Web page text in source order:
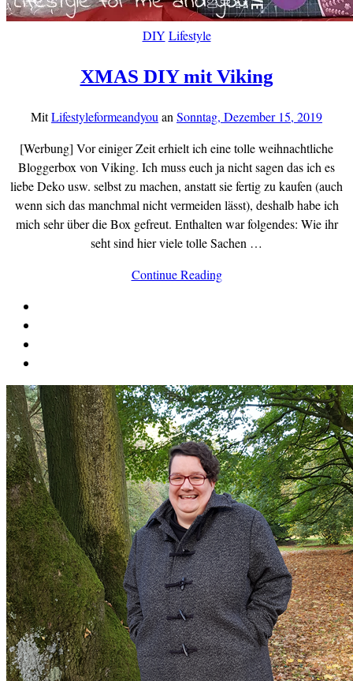
DIY Lifestyle
XMAS DIY mit Viking
MitLifestyleformeandyou an Sonntag, Dezember 15, 2019
[Werbung] Vor einiger Zeit erhielt ich eine tolle weihnachtliche
Bloggerbox von Viking. Ich muss euch ja nicht sagen das ich es
liebe Deko usw. selbst zu machen, anstatt sie fertig zu kaufen (auch
wenn sich das manchmal nicht vermeiden lässt), deshalb habe ich
mich sehr über die Box gefreut. Enthalten war folgendes: Wie ihr
seht sind hier viele tolle Sachen …
Continue Reading